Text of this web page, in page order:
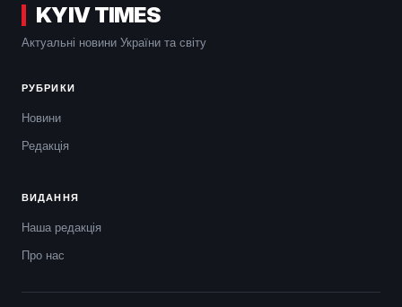
KYIV TIMES
Актуальні новини України та світу
РУБРИКИ
Новини
Редакція
ВИДАННЯ
Наша редакція
Про нас